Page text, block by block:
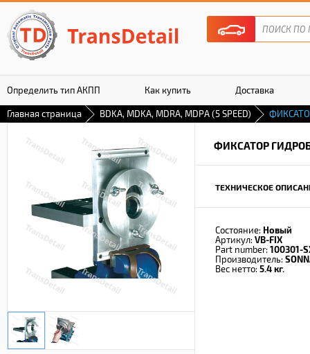
Определить тип АКПП Как купить Доставка
Гарантия
Главная страница BDKA, MDKA, MDRA, MDPA (5 SPEED)
ФИКСАТОР
ТЕХНИЧЕСКОЕ
Состояние: Новый
Артикул: VB-FIX
Part number: 100301-
Производитель:
Вес нетто: 5.4 кг.